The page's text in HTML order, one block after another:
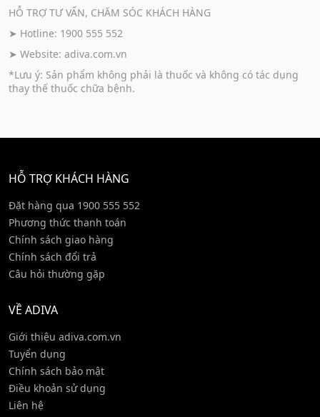
HỖ TRỢ TƯ VẤN, CHĂM SÓC KHÁCH HÀNG
➤ Hotline: 1900 555 552
➤ Website: adiva.com.vn
*Lưu ý: Sản phẩm không phải là thuốc và không có tác dụng
thay thế thuốc chữa bệnh.
HỖ TRỢ KHÁCH HÀNG
Đặt hàng qua 1900 555 552
Phương thức thanh toán
Chính sách giao hàng
Chính sách đổi trả
Câu hỏi thường gặp
VỀ ADIVA
Giới thiệu adiva.com.vn
Tuyển dụng
Chính sách bảo mật
Điều khoản sử dụng
Liên hệ